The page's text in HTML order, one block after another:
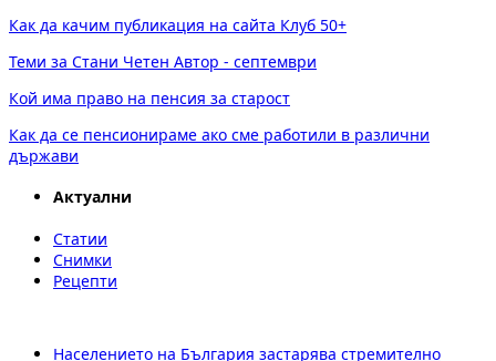
Как да качим публикация на сайта Клуб 50+
Теми за Стани Четен Автор - септември
Кой има право на пенсия за старост
Как да се пенсионираме ако сме работили в различни
държави
Актуални
Статии
Снимки
Рецепти
Населението на България застарява стремително